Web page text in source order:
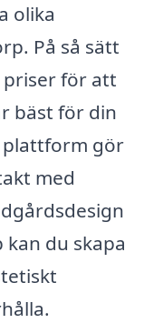
olika
På så sätt
för att
bäst för din
plattform gör
med
du skapa